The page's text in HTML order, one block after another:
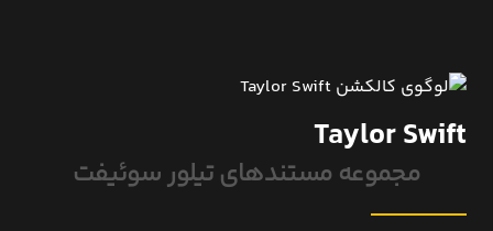
Taylor Swift
مجموعه مستندهای تیلور سوئیفت